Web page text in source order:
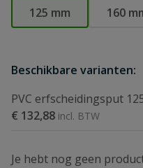
125 mm 160
Beschikbare varianten:
PVC erfscheidingsput
€ 132,88
Je hebt nog geen